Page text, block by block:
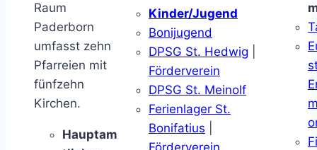
Raum
Paderborn
umfasst zehn
Pfarreien mit
fünfzehn
Kirchen.
Hauptam
Kinder/Jugend
Bonijugend
DPSG St. Hedwig
Förderverein
DPSG St. Meinolf
Ferienlager St.
Bonifatius
Förderverein